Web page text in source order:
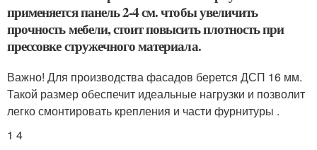
применяется панель 2-4 см. чтобы увеличить
прочность мебели, стоит повысить плотность при
прессовке стружечного материала.
Важно! Для производства фасадов берется ДСП 16 мм.
Такой размер обеспечит идеальные нагрузки и позволит
легко смонтировать крепления и части фурнитуры .
1 4